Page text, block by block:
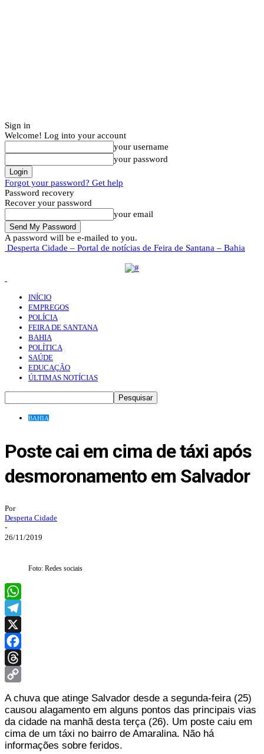
Sign in
Welcome! Log into your account
your username
your password
Forgot your password? Get help
Password recovery
Recover your password
your email
A password will be e-mailed to you.
Desperta Cidade – Portal de notícias de Feira de Santana – Bahia
INÍCIO
EMPREGOS
POLÍCIA
FEIRA DE SANTANA
BAHIA
POLÍTICA
SAÚDE
EDUCAÇÃO
ÚLTIMAS NOTÍCIAS
BAHIA
Poste cai em cima de táxi após
desmoronamento em Salvador
Por
Desperta Cidade
-
26/11/2019
Foto: Redes sociais
WhatsApp
Telegram
X
Facebook
Threads
Link
A chuva que atinge Salvador desde a segunda-feira (25)
causou alagamento em alguns pontos das principais vias
da cidade na manhã desta terça (26). Um poste caiu em
cima de um táxi no bairro de Amaralina. Não há
informações sobre feridos.